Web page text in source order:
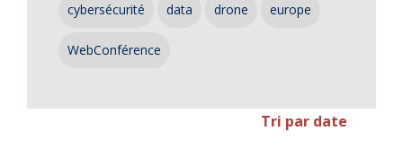
cybersécurité data drone europe
WebConférence
Tri par date